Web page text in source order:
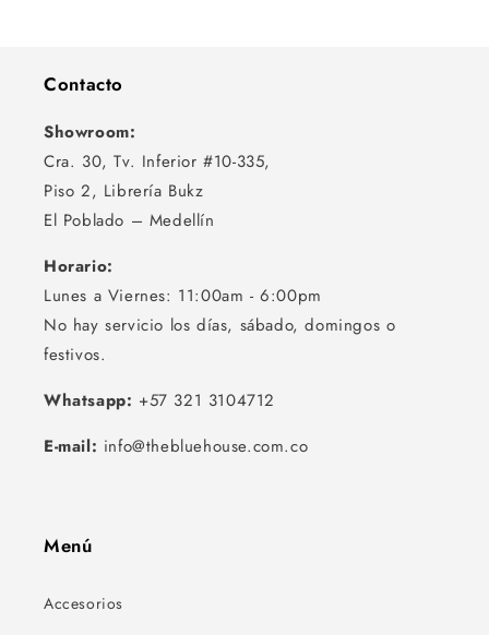
Contacto
Showroom:
Cra. 30, Tv. Inferior #10-335,
Piso 2, Librería Bukz
El Poblado – Medellín
Horario:
Lunes a Viernes: 11:00am - 6:00pm
No hay servicio los días, sábado, domingos o
festivos.
Whatsapp: +57 321 3104712
E-mail: info@thebluehouse.com.co
Menú
Accesorios